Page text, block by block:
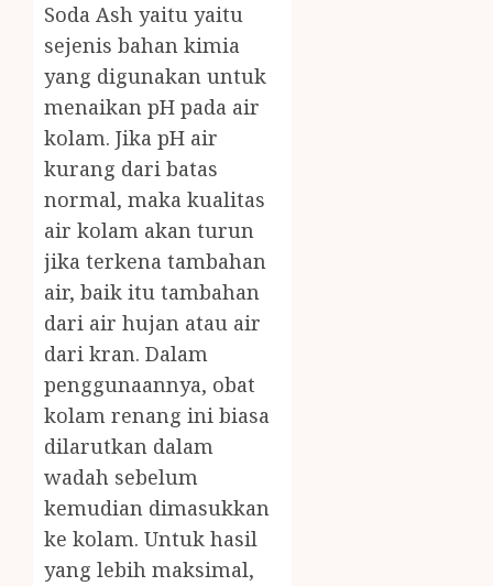
Soda Ash yaitu yaitu
sejenis bahan kimia
yang digunakan untuk
menaikan pH pada air
kolam. Jika pH air
kurang dari batas
normal, maka kualitas
air kolam akan turun
jika terkena tambahan
air, baik itu tambahan
dari air hujan atau air
dari kran. Dalam
penggunaannya, obat
kolam renang ini biasa
dilarutkan dalam
wadah sebelum
kemudian dimasukkan
ke kolam. Untuk hasil
yang lebih maksimal,